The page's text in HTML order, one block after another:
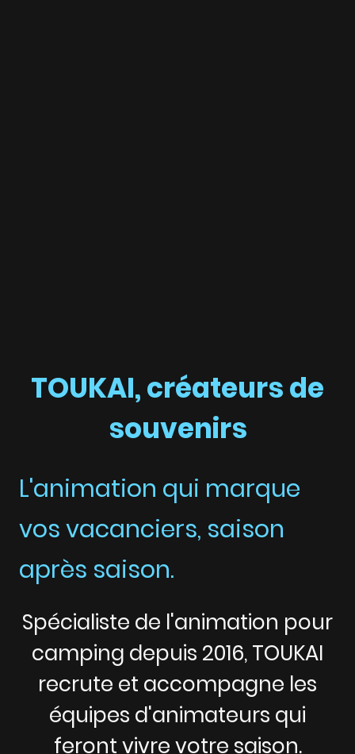
TOUKAI, créateurs de
souvenirs
L'animation qui marque
vos vacanciers, saison
après saison.
Spécialiste de l'animation pour
camping depuis 2016, TOUKAI
recrute et accompagne les
équipes d'animateurs qui
feront vivre votre saison.